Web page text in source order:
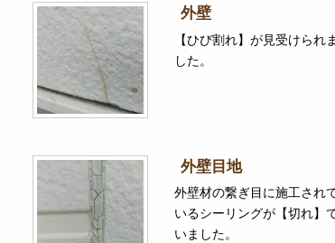
外壁
【ひび割れ】が見受けられま
した。
外壁目地
外壁材の繋ぎ目に施工され
いるシーリングが【切れ】
いました。